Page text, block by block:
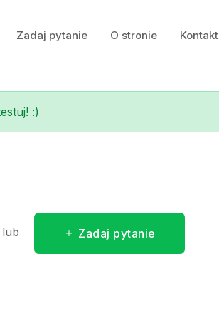
Zadaj pytanie O stronie Kontakt
:)
lub Zadaj pytanie